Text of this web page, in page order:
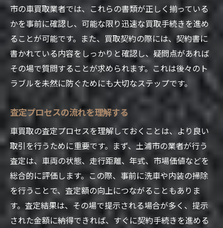
市の車買取業者では、これらの書類が正しく揃っている
かを事前に確認し、可能な限り迅速な買取手続きを進め
ることが可能です。また、買取契約の際には、契約書に
書かれている内容をしっかりと確認し、疑問点があれば
その場で質問することが求められます。これは後々のト
ラブルを未然に防ぐためにも大切なステップです。
査定プロセスの流れを理解する
車買取の査定プロセスを理解しておくことは、より良い
取引を行うために重要です。まず、土浦市の業者が行う
査定は、車両の状態、走行距離、年式、市場価値などを
総合的に評価します。この際、事前に洗車や内装の掃除
を行うことで、査定額の向上につながることもありま
す。査定結果は、その場で提示される場合が多く、提示
された金額に納得できれば、すぐに契約手続きを進める